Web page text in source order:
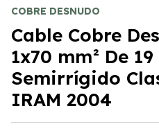
COBRE DESNUDO
Cable Cobre
1x70 mm² De
Semirrígido
IRAM 2004